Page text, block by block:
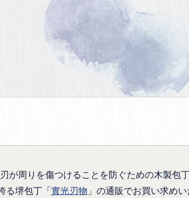
が周りを傷つけることを防ぐための木製包丁
る堺包丁「實光刃物 」の通販でお買い求め